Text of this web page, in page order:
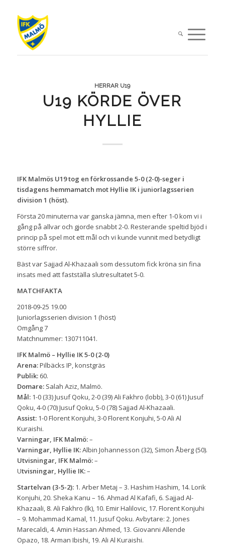
HERRAR U19
U19 KÖRDE ÖVER
HYLLIE
IFK Malmös U19 tog en förkrossande 5-0 (2-0)-seger i
tisdagens hemmamatch mot Hyllie IK i juniorlagsserien
division 1 (höst).
Första 20 minuterna var ganska jämna, men efter 1-0 kom vi i
gång på allvar och gjorde snabbt 2-0. Resterande speltid bjöd i
princip på spel mot ett mål och vi kunde vunnit med betydligt
större siffror.
Bäst var Sajjad Al-Khazaali som dessutom fick kröna sin fina
insats med att fastställa slutresultatet 5-0.
MATCHFAKTA
2018-09-25 19.00
Juniorlagsserien division 1 (höst)
Omgång 7
Matchnummer: 130711041.
IFK Malmö – Hyllie IK 5-0 (2-0)
Arena:Pilbäcks IP, konstgräs
Publik:60.
Domare:Salah Aziz, Malmö.
Mål:1-0 (33) Jusuf Qoku, 2-0 (39) Ali Fakhro (lobb), 3-0 (61) Jusuf
Qoku, 4-0 (70) Jusuf Qoku, 5-0 (78) Sajjad Al-Khazaali.
Assist:1-0 Florent Konjuhi, 3-0 Florent Konjuhi, 5-0 Ali Al
Kuraishi.
Varningar, IFK Malmö:–
Varningar, Hyllie IK:Albin Johannesson (32), Simon Åberg (50).
Utvisningar, IFK Malmö:–
Utvisningar, Hyllie IK:–
Startelvan (3-5-2):1. Arber Metaj – 3. Hashim Hashim, 14. Lorik
Konjuhi, 20. Sheka Kanu – 16. Ahmad Al Kafafi, 6. Sajjad Al-
Khazaali, 8. Ali Fakhro (lk), 10. Emir Halilovic, 17. Florent Konjuhi
– 9. Mohammad Kamal, 11. Jusuf Qoku. Avbytare: 2. Jones
Marecaldi, 4. Amin Hassan Ahmed, 13. Giovanni Allende
Opazo, 18. Arman Ibishi, 19. Ali Al Kuraishi.